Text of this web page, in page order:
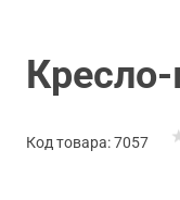
Код товара: 7057